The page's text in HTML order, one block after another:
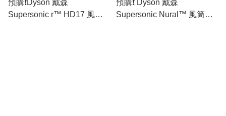
預購❗️Dyson 戴森
Supersonic r™ HD17 風筒 -
預購❗️ Dyson 戴森
Supersonic Nural™ 風筒